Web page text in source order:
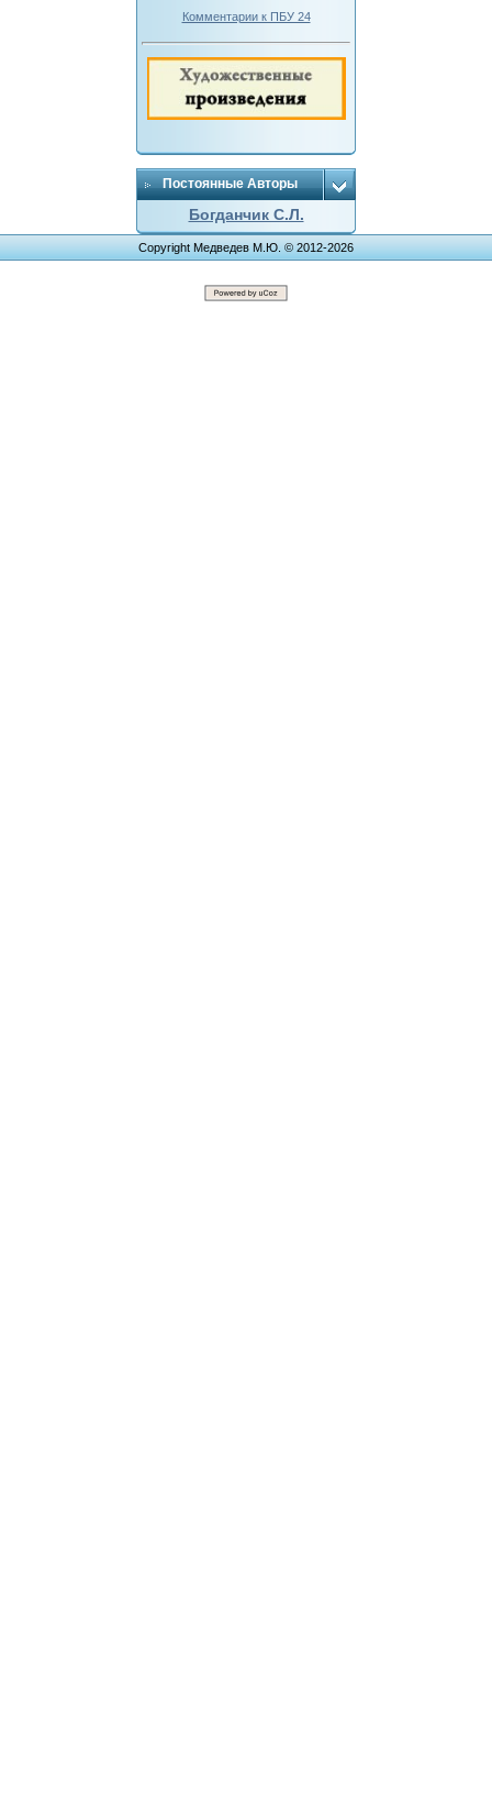
Комментарии к ПБУ 24
Постоянные Авторы
Богданчик С.Л.
Copyright Медведев М.Ю. © 2012-2026